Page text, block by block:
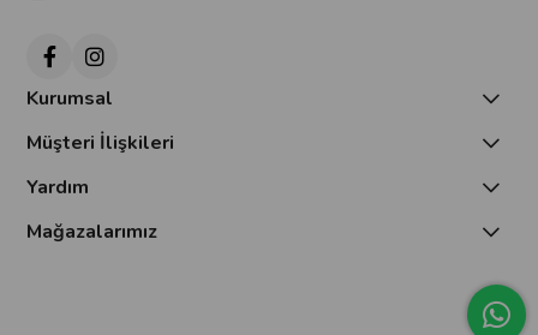
Kurumsal
Müşteri İlişkileri
Yardım
Mağazalarımız